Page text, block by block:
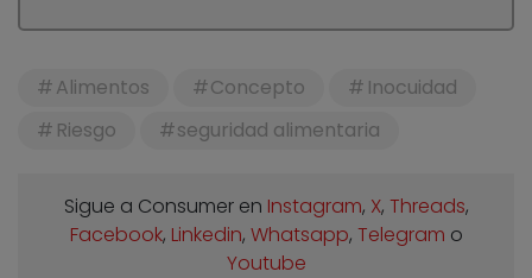
Alimentos Concepto
Inocuidad
Riesgo
seguridad alimentaria
Sigue a Consumer en Instagram, X, Threads,
Facebook, Linkedin, Whatsapp, Telegram o
Youtube